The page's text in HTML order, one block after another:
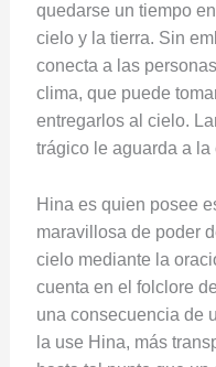
quedarse un tiempo
cielo y la tierra. Sin
conecta a las
clima, que puede
entregarlos al cielo.
trágico le aguarda a la
Hina es quien posee
maravillosa de poder
cielo mediante la
cuenta en el folclore
una consecuencia de
la use Hina, más